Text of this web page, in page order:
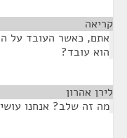
קריאה
אתם, כאשר העובד על
הוא עובד?
לירן אהרון
מה זה שלב? אנחנו